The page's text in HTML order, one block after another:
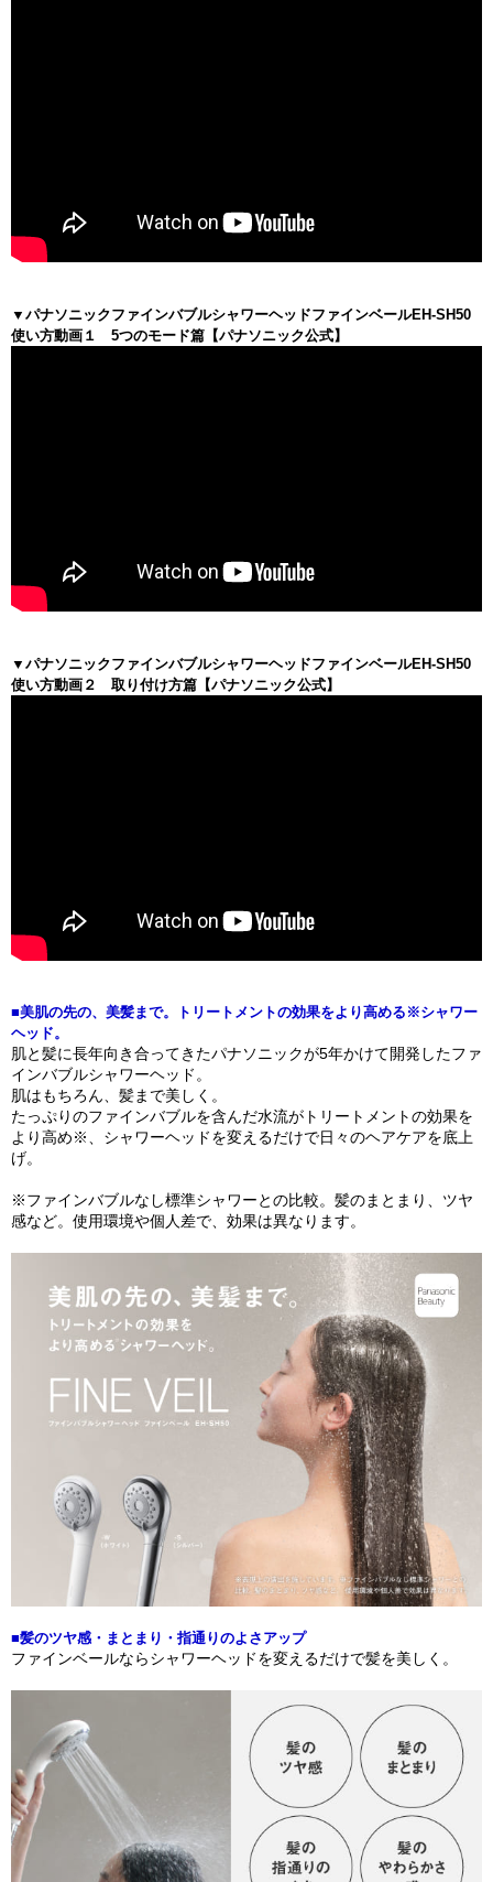
▼パナソニックファインバブルシャワーヘッドファインベールEH-SH50
使い方動画１ 5つのモード篇【パナソニック公式】
▼パナソニックファインバブルシャワーヘッドファインベールEH-SH50
使い方動画２ 取り付け方篇【パナソニック公式】
■美肌の先の、美髪まで。トリートメントの効果をより高める※シャワー
ヘッド。
肌と髪に長年向き合ってきたパナソニックが5年かけて開発したファ
インバブルシャワーヘッド。
肌はもちろん、髪まで美しく。
たっぷりのファインバブルを含んだ水流がトリートメントの効果を
より高め※、シャワーヘッドを変えるだけで日々のヘアケアを底上
げ。
※ファインバブルなし標準シャワーとの比較。髪のまとまり、ツヤ
感など。使用環境や個人差で、効果は異なります。
■髪のツヤ感・まとまり・指通りのよさアップ
ファインベールならシャワーヘッドを変えるだけで髪を美しく。